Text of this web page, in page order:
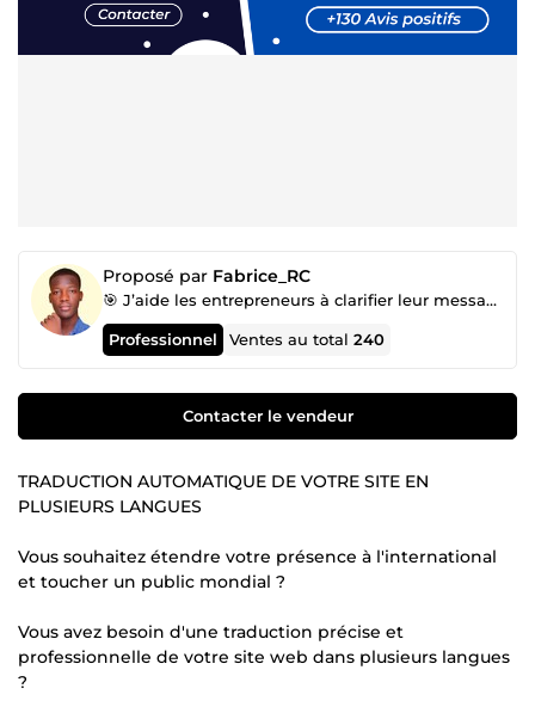
Proposé par Fabrice_RC
🎯 J’aide les entrepreneurs à clarifier leur message, structurer leur offre et créer un site web...
Professionnel Ventes au total240
Contacter le vendeur
TRADUCTION AUTOMATIQUE DE VOTRE SITE EN
PLUSIEURS LANGUES
Vous souhaitez étendre votre présence à l'international
et toucher un public mondial ?
Vous avez besoin d'une traduction précise et
professionnelle de votre site web dans plusieurs langues
?